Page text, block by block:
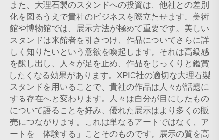
また、大理石製のスタンドへの投資は、他社との差別
化を図るうえで貴社のビジネスを際立たせます。美術
館や博物館では、展示方法が極めて重要です。美しい
スタンドは来館者を引きつけ、作品についてさらに詳
しく知りたいという意欲を喚起します。それは高級感
を醸し出し、人々が足を止め、作品をじっくりと鑑賞
したくなる効果があります。XPIC社の適切な大理石製
スタンドを用いることで、貴社の作品は人々が話題に
する存在へと変わります。人々は自分が目にしたもの
について語ることを好み、優れた展示はより多くの販
売につながります。これは単なるアートではなく、ア
ートを「体験する」ことそのものです。展示の質を高